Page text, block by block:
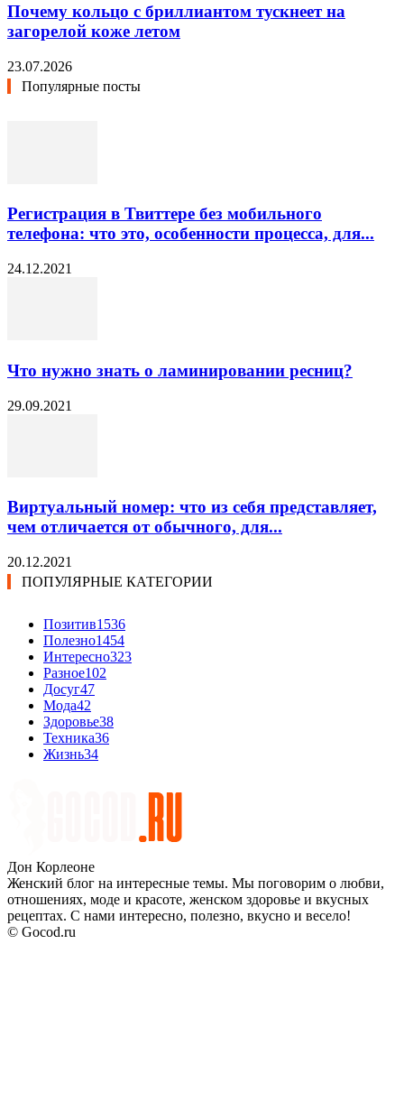
Почему кольцо с бриллиантом тускнеет на
загорелой коже летом
23.07.2026
Популярные посты
Регистрация в Твиттере без мобильного
телефона: что это, особенности процесса, для...
24.12.2021
Что нужно знать о ламинировании ресниц?
29.09.2021
Виртуальный номер: что из себя представляет,
чем отличается от обычного, для...
20.12.2021
ПОПУЛЯРНЫЕ КАТЕГОРИИ
Позитив1536
Полезно1454
Интересно323
Разное102
Досуг47
Мода42
Здоровье38
Техника36
Жизнь34
Дон Корлеоне
Женский блог на интересные темы. Мы поговорим о любви,
отношениях, моде и красоте, женском здоровье и вкусных
рецептах. С нами интересно, полезно, вкусно и весело!
© Gocod.ru